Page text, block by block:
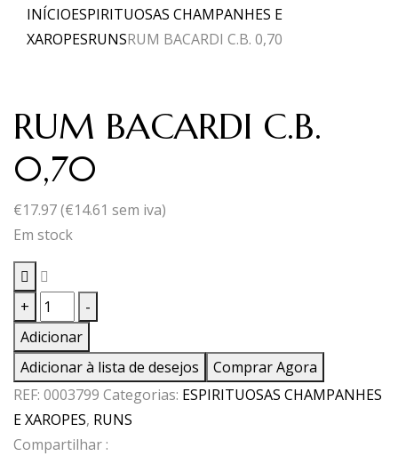
INÍCIOESPIRITUOSAS CHAMPANHES E
XAROPESRUNSRUM BACARDI C.B. 0,70
RUM BACARDI C.B.
0,70
€17.97(€14.61 sem iva)
Em stock
+
Quantidade
de
RUM
BACARDI
C.B.
0,70
-
Adicionar
Adicionar à lista de desejos
Comprar Agora
REF: 0003799 Categorias: ESPIRITUOSAS CHAMPANHES
E XAROPES, RUNS
Compartilhar :